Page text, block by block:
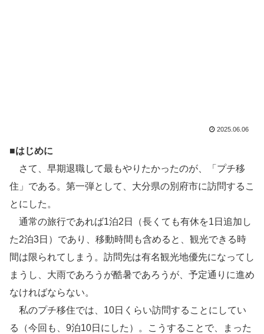
2025.06.06
■はじめに
さて、早期退職して最もやりたかったのが、「プチ移
住」である。第一弾として、大分県の別府市に訪問するこ
とにした。
通常の旅行であれば1泊2日（長くても有休を1日追加し
た2泊3日）であり、移動時間も含めると、観光できる時
間は限られてしまう。訪問先は有名観光地優先になってし
まうし、大雨であろうが酷暑であろうが、予定通りに進め
なければならない。
私のプチ移住では、10日くらい訪問することにしてい
る（今回も、9泊10日にした）。こうすることで、まった